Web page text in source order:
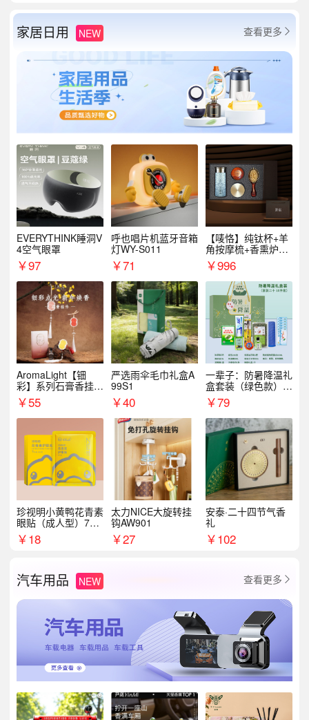
家居日用 NEW 查看更多 
EVERYTHINK睡洞V
4空气眼罩
￥97
呼也唱片机蓝牙音箱
灯WY-S011
￥71
【唛恪】纯钛杯+羊
角按摩梳+香熏炉
+气垫梳
￥996
AromaLight【钿
彩】系列石膏香挂
（代发香味随机）
￥55
严选雨伞毛巾礼盒A
99S1
￥40
一辈子：防暑降温礼
盒套装（绿色款）支
持自由搭配
￥79
珍视明小黄鸭花青素
眼贴（成人型）7对/
盒
￥18
太力NICE大旋转挂
钩AW901
￥27
安泰·二十四节气香
礼
￥102
汽车用品 NEW 查看更多 